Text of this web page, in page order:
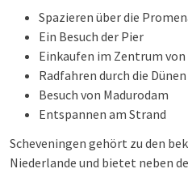
Spazieren über die
Ein Besuch der Pier
Einkaufen im Zentrum von
Radfahren durch die
Besuch von Madurodam
Entspannen am Strand
Scheveningen gehört zu den
Niederlande und bietet neben